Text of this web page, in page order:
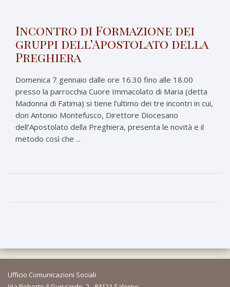
Incontro di Formazione dei
gruppi dell’Apostolato della
Preghiera
Domenica 7 gennaio dalle ore 16.30 fino alle 18.00
presso la parrocchia Cuore Immacolato di Maria (detta
Madonna di Fatima) si tiene l’ultimo dei tre incontri in cui,
don Antonio Montefusco, Direttore Diocesano
dell’Apostolato della Preghiera, presenta le novità e il
metodo così che ...
Ufficio Comunicazioni Sociali